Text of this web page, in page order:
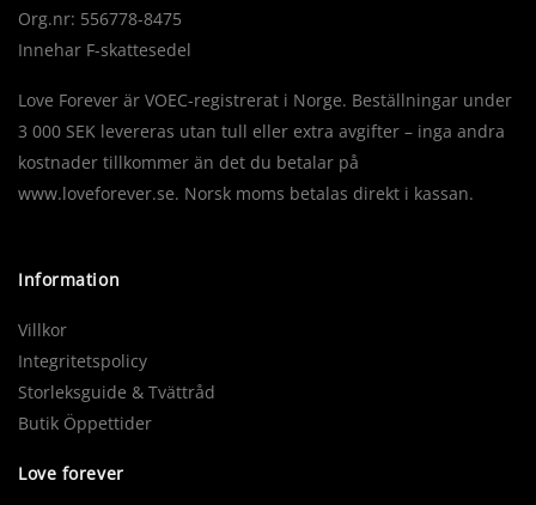
Org.nr: 556778-8475
Innehar F-skattesedel
Love Forever är VOEC-registrerat i Norge. Beställningar under
3 000 SEK levereras utan tull eller extra avgifter – inga andra
kostnader tillkommer än det du betalar på
www.loveforever.se. Norsk moms betalas direkt i kassan.
Information
Villkor
Integritetspolicy
Storleksguide & Tvättråd
Butik Öppettider
Love forever